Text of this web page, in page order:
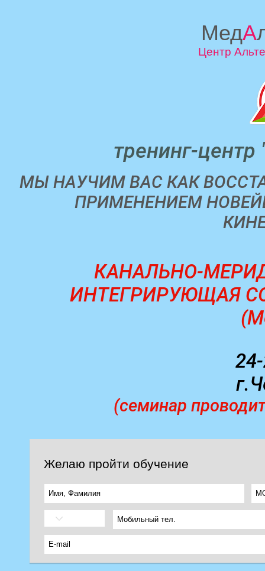
МедА
Центр
тренинг-
МЫ НАУЧИМ ВАС КАК
ПРИМЕНЕНИЕМ
КАНАЛЬНО-
ИНТЕГРИРУЮЩАЯ
(семинар
Желаю пройти обучение